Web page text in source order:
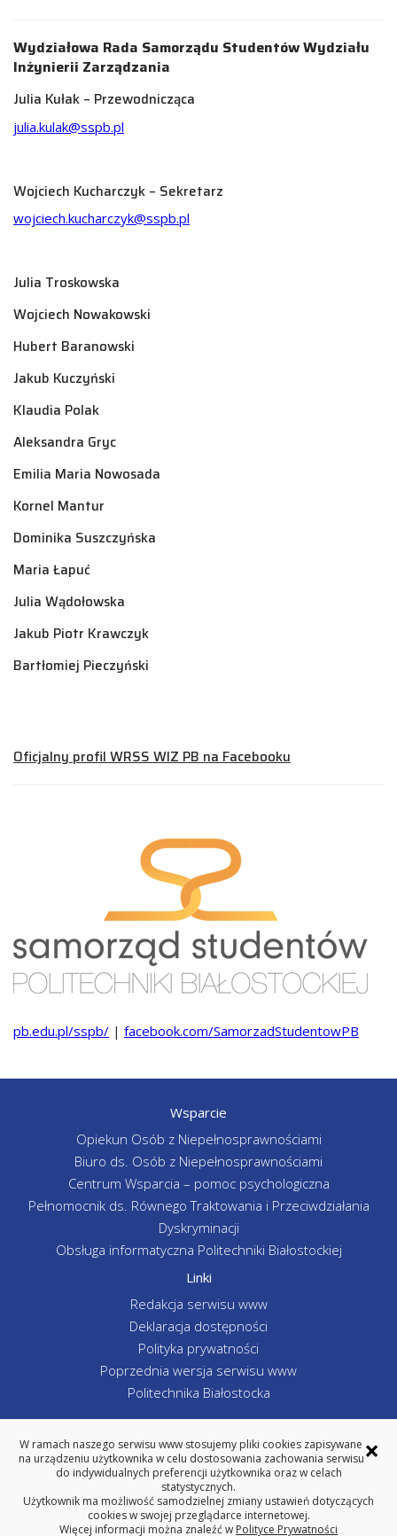
Wydziałowa Rada Samorządu Studentów Wydziału
Inżynierii Zarządzania
Julia Kułak – Przewodnicząca
julia.kulak@sspb.pl
Wojciech Kucharczyk – Sekretarz
wojciech.kucharczyk@sspb.pl
Julia Troskowska
Wojciech Nowakowski
Hubert Baranowski
Jakub Kuczyński
Klaudia Polak
Aleksandra Gryc
Emilia Maria Nowosada
Kornel Mantur
Dominika Suszczyńska
Maria Łapuć
Julia Wądołowska
Jakub Piotr Krawczyk
Bartłomiej Pieczyński
Oficjalny profil WRSS WIZ PB na Facebooku
pb.edu.pl/sspb/ | facebook.com/SamorzadStudentowPB
Wsparcie
Opiekun Osób z Niepełnosprawnościami
Biuro ds. Osób z Niepełnosprawnościami
Centrum Wsparcia – pomoc psychologiczna
Pełnomocnik ds. Równego Traktowania i Przeciwdziałania
Dyskryminacji
Obsługa informatyczna Politechniki Białostockiej
Linki
Redakcja serwisu www
Deklaracja dostępności
Polityka prywatności
Poprzednia wersja serwisu www
Politechnika Białostocka
WYDZIAŁ INŻYNIERII ZARZĄDZANIA
POLITECHNIKA BIAŁOSTOCKA
ul. Ojca Tarasiuka 2, 16-001 Kleosin
tel. centrala 85 746-98-02, fax 85 663 -19-88
×
W ramach naszego serwisu www stosujemy pliki cookies zapisywane
na urządzeniu użytkownika w celu dostosowania zachowania serwisu
do indywidualnych preferencji użytkownika oraz w celach
statystycznych.
Użytkownik ma możliwość samodzielnej zmiany ustawień dotyczących
cookies w swojej przeglądarce internetowej.
Więcej informacji można znaleźć w Polityce Prywatności